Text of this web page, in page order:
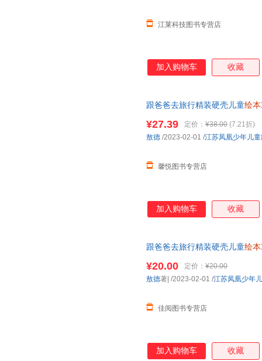
江莱科技图书专营店
加入购物车 收藏
跟爸爸去旅行精装硬壳儿童绘本
线当当客服
¥27.39 定价： ¥38.00 (7.21折)
馨悦图书专营店
敖德 /2023-02-01 /江苏凤凰少年儿
加入购物车 收藏
跟爸爸去旅行精装硬壳儿童绘本
¥20.00 定价： ¥20.00
佳阅图书专营店
敖德著| /2023-02-01 /江苏凤凰少年
加入购物车 收藏